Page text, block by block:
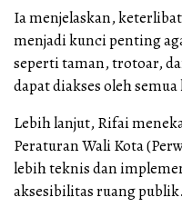
Ia menjelaskan,
menjadi kunci penting
seperti taman, trotoar,
dapat diakses oleh
Lebih lanjut, Rifai
Peraturan Wali Kota
lebih teknis dan
aksesibilitas ruang publik.